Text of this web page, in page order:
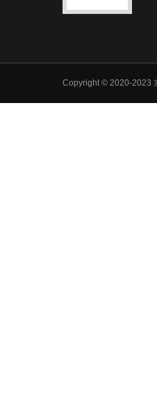
Copyright © 2020-2023